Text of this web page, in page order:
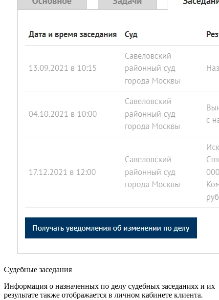
Судебные заседания
Информация о назначенных по делу судебных заседаниях и их
результате также отображается в личном кабинете клиента.